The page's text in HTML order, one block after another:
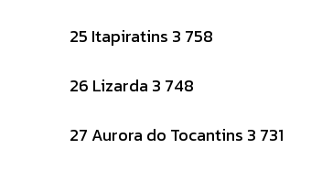
25 Itapiratins 3 758
26 Lizarda 3 748
27 Aurora do Tocantins 3 731